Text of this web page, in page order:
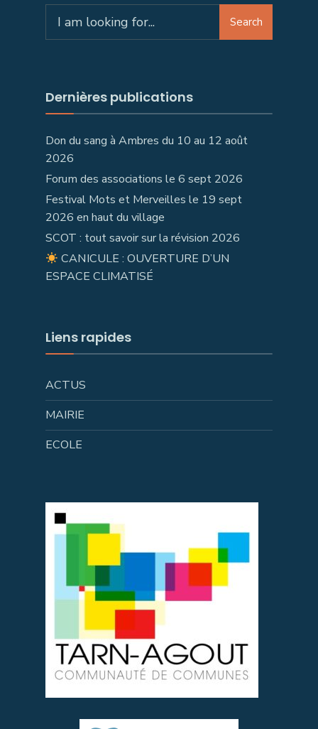
for:
Search
Dernières publications
Don du sang à Ambres du 10 au 12 août
2026
Forum des associations le 6 sept 2026
Festival Mots et Merveilles le 19 sept
2026 en haut du village
SCOT : tout savoir sur la révision 2026
CANICULE : OUVERTURE D’UN
ESPACE CLIMATISÉ
Liens rapides
ACTUS
MAIRIE
ECOLE